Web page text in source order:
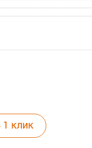
1 клик